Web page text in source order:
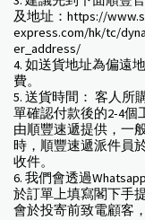
及地址：https://
express.com/hk/tc/
er_address/
4. 如送貨地址為偏遠
費。
5. 送貨時間： 客人所
單確認付款後的2-4個
由順豐速遞提供，一
時，順豐速遞派件員
收件。
6. 我們會透過
於訂單上填寫閣下手
會於投寄前致電顧客